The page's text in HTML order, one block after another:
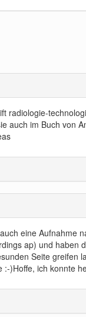
radiologie-
auch im Buch von
eine Aufnahme
ap) und haben
Seite greifen
)Hoffe, ich konnte